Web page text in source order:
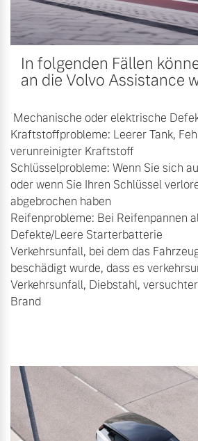
In folgenden Fällen
an die Volvo Assistance
Mechanische oder elektrische
Kraftstoffprobleme: Leerer Tank,
verunreinigter Kraftstoff
Schlüsselprobleme: Wenn Sie sich
oder wenn Sie Ihren Schlüssel
abgebrochen haben
Reifenprobleme: Bei Reifenpannen
Defekte/Leere Starterbatterie
Verkehrsunfall, bei dem das
beschädigt wurde, dass es
Verkehrsunfall, Diebstahl,
Brand